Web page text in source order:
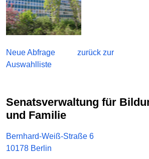
Neue Abfrage
zurück zur
Auswahlliste
Senatsverwaltung für
und Familie
Bernhard-Weiß-Straße 6
10178 Berlin